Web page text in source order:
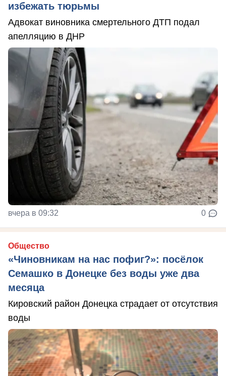
избежать тюрьмы
Адвокат виновника смертельного ДТП подал
апелляцию в ДНР
вчера в 09:32 0
Общество
«Чиновникам на нас пофиг?»: посёлок
Семашко в Донецке без воды уже два
месяца
Кировский район Донецка страдает от отсутствия
воды